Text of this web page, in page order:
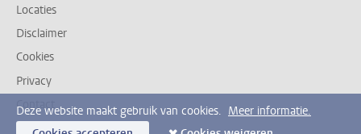
Locaties
Disclaimer
Cookies
Privacy
Contact
Deze website maakt gebruik van cookies. Meer informatie.